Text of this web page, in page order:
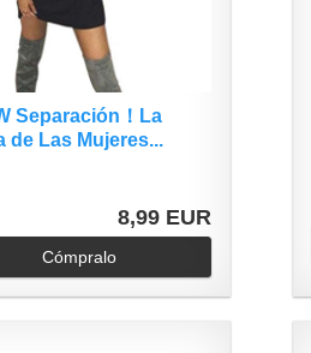
Separación！La
de Las Mujeres...
8,99 EUR
Cómpralo